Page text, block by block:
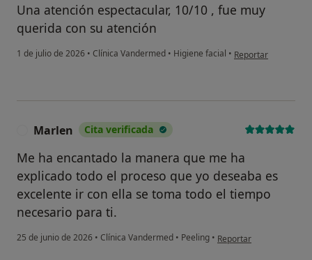
Una atención espectacular, 10/10 , fue muy
querida con su atención
1 de julio de 2026 • Clínica Vandermed • Higiene facial • en opinión del
Reportar
Marlen Cita verificada
Me ha encantado la manera que me ha
explicado todo el proceso que yo deseaba es
excelente ir con ella se toma todo el tiempo
necesario para ti.
25 de junio de 2026 • Clínica Vandermed • Peeling • en opinión del usuario
Reportar